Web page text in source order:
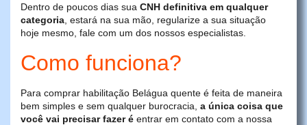
Dentro de poucos dias sua CNH definitiva em qualquer
categoria, estará na sua mão, regularize a sua situação
hoje mesmo, fale com um dos nossos especialistas.
Como funciona?
Para comprar habilitação Belágua quente é feita de maneira
bem simples e sem qualquer burocracia, a única coisa que
você vai precisar fazer é entrar em contato com a nossa